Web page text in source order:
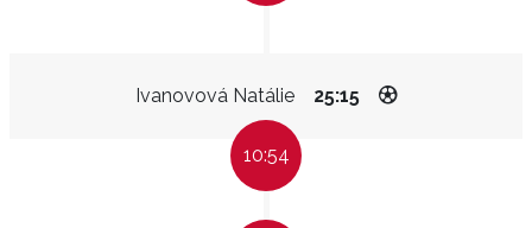
Ivanovová Natálie 25:15
10:54